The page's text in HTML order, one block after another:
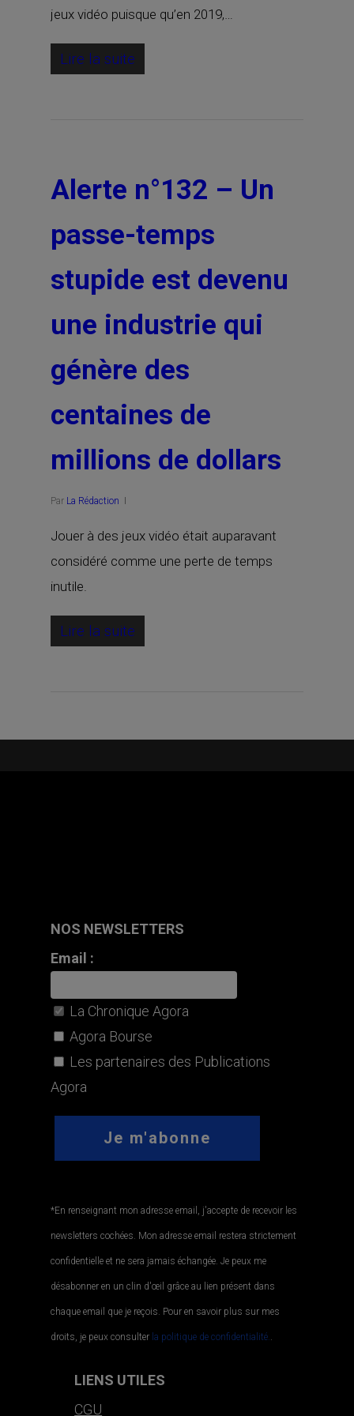
jeux vidéo puisque qu’en 2019,…
Lire la suite
Alerte n°132 – Un
passe-temps
stupide est devenu
une industrie qui
génère des
centaines de
millions de dollars
Par La Rédaction
Jouer à des jeux vidéo était auparavant
considéré comme une perte de temps
inutile.
Lire la suite
NOS NEWSLETTERS
Email :
La Chronique Agora
Agora Bourse
Les partenaires des Publications
Agora
*En renseignant mon adresse email, j'accepte de recevoir les
newsletters cochées. Mon adresse email restera strictement
confidentielle et ne sera jamais échangée. Je peux me
désabonner en un clin d'œil grâce au lien présent dans
chaque email que je reçois. Pour en savoir plus sur mes
droits, je peux consulter la politique de confidentialité..
LIENS UTILES
CGU